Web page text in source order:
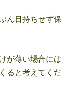
ん日持ちせず保
が薄い場合には
ると考えてくだ